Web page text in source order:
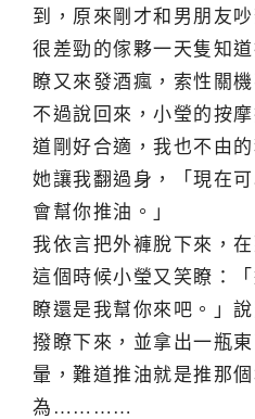
到，原來剛才和男朋友
很差勁的傢夥一天隻知
瞭又來發酒瘋，索性關機
不過說回來，小瑩的按
道剛好合適，我也不由
她讓我翻過身，「現在
會幫你推油。」
我依言把外褲脫下來，在
這個時候小瑩又笑瞭：
瞭還是我幫你來吧。」
撥瞭下來，並拿出一瓶東
暈，難道推油就是推那
為…………